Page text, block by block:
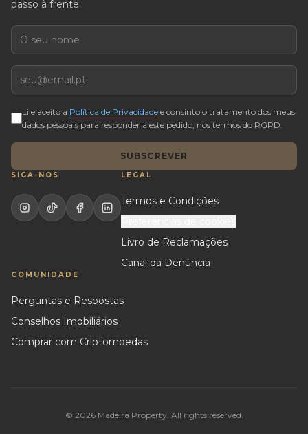
passo à frente.
Nome
E-mail
Li e aceito a Política de Privacidade e consinto o tratamento dos meus
dados pessoais para responder a este pedido, nos termos do RGPD.
SUBSCREVER
SIGA-NOS LEGAL
Termos e Condições
Livro de Reclamações
Canal da Denúncia
COMUNIDADE
Perguntas e Respostas
Conselhos Imobiliários
Comprar com Criptomoedas
© 2026 Madeira Property. All rights reserved.